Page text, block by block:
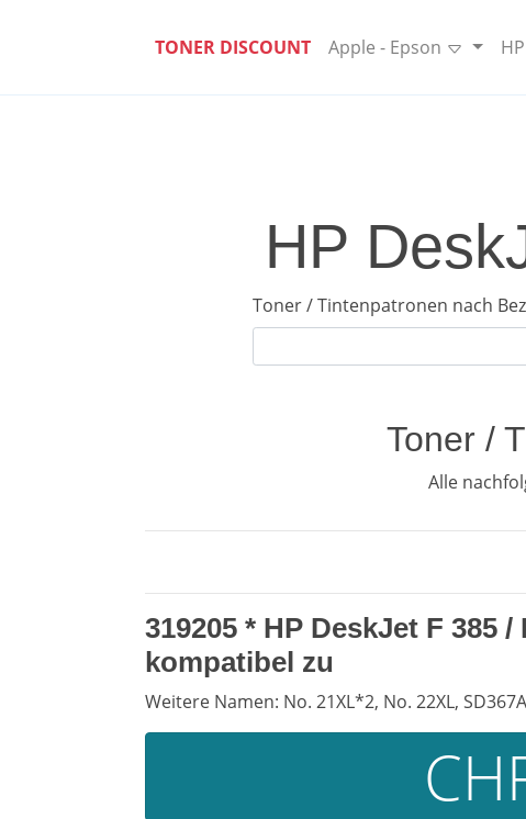
TONER DISCOUNT Apple - Epson
HP
Toner / Tintenpatronen nach
Toner /
Alle
319205 * HP DeskJet F 385 /
kompatibel zu
Weitere Namen: No. 21XL*2, No. 22XL,